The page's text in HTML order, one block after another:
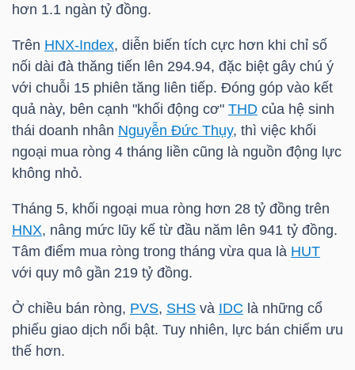
hơn 1.1 ngàn tỷ đồng.
Trên HNX-Index, diễn biến tích cực hơn khi chỉ số
nối dài đà thăng tiến lên 294.94, đặc biệt gây chú ý
với chuỗi 15 phiên tăng liên tiếp. Đóng góp vào kết
quả này, bên cạnh "khối động cơ" THD của hệ sinh
thái doanh nhân Nguyễn Đức Thụy, thì việc khối
ngoại mua ròng 4 tháng liền cũng là nguồn động lực
không nhỏ.
Tháng 5, khối ngoại mua ròng hơn 28 tỷ đồng trên
HNX, nâng mức lũy kế từ đầu năm lên 941 tỷ đồng.
Tâm điểm mua ròng trong tháng vừa qua là HUT
với quy mô gần 219 tỷ đồng.
Ở chiều bán ròng, PVS, SHS và IDC là những cổ
phiếu giao dịch nổi bật. Tuy nhiên, lực bán chiếm ưu
thế hơn.
DOANH
NGHIỆP
CỔ
PHIẾU
TRÁI